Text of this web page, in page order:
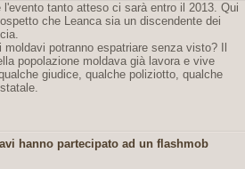
tanto atteso ci sarà entro il 2013. Qui
che Leanca sia un discendente dei
potranno espatriare senza visto? Il
popolazione moldava già lavora e vive
giudice, qualche poliziotto, qualche
hanno partecipato ad un flashmob